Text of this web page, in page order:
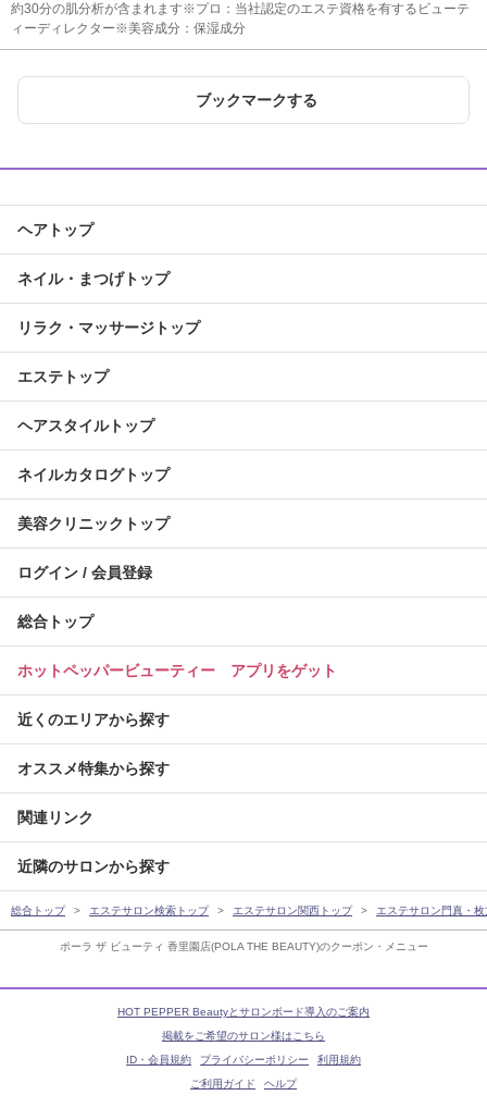
ポーラ ザ ビューティ 香里園店(POLA THE BEAUTY)のクーポン・メニュー
約30分の肌分析が含まれます※プロ：当社認定のエステ資格を有するビューテ
ィーディレクター※美容成分：保湿成分
ブックマークする
ヘアトップ
ネイル・まつげトップ
リラク・マッサージトップ
エステトップ
ヘアスタイルトップ
ネイルカタログトップ
美容クリニックトップ
ログイン / 会員登録
総合トップ
ホットペッパービューティー アプリをゲット
近くのエリアから探す
オススメ特集から探す
関連リンク
近隣のサロンから探す
総合トップ エステサロン検索トップ エステサロン関西トップ エステサロン門真・
HOT PEPPER Beautyとサロンボード導入のご案内
掲載をご希望のサロン様はこちら
ID・会員規約
プライバシーポリシー
利用規約
ご利用ガイド
ヘルプ